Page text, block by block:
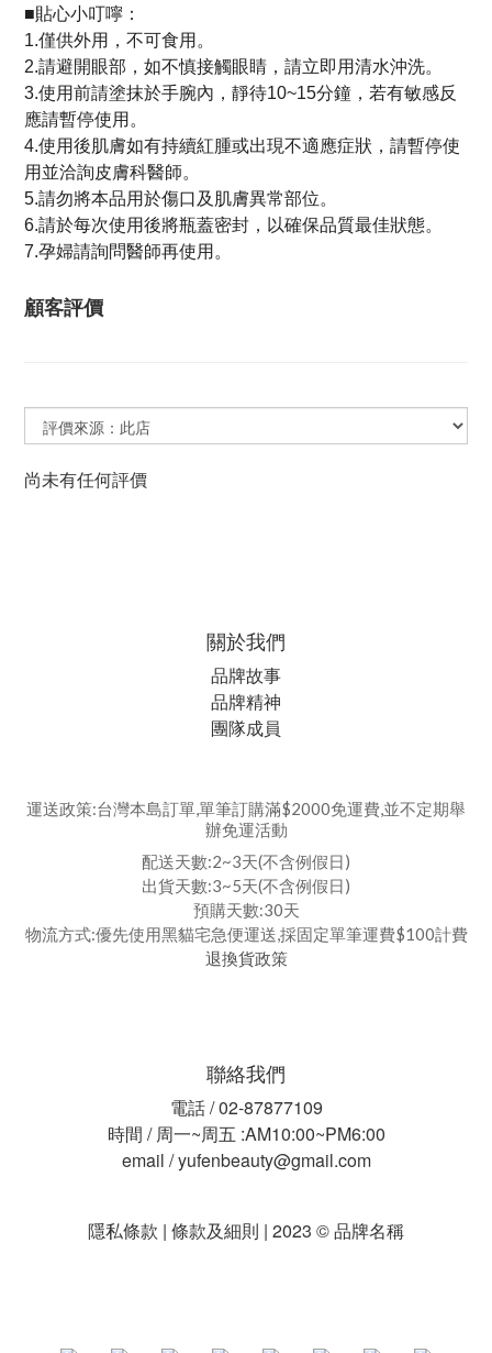
■貼心小叮嚀：
1.僅供外用，不可食用。
2.請避開眼部，如不慎接觸眼睛，請立即用清水沖洗。
3.使用前請塗抹於手腕內，靜待10~15分鐘，若有敏感反
應請暫停使用。
4.使用後肌膚如有持續紅腫或出現不適應症狀，請暫停使
用並洽詢皮膚科醫師。
5.請勿將本品用於傷口及肌膚異常部位。
6.請於每次使用後將瓶蓋密封，以確保品質最佳狀態。
7.孕婦請詢問醫師再使用。
顧客評價
尚未有任何評價
關於我們
品牌故事
品牌精神
團隊成員
運送政策:台灣本島訂單,單筆訂購滿$2000免運費,並不定期舉
辦免運活動
配送天數:2~3天(不含例假日)
出貨天數:3~5天(不含例假日)
預購天數:30天
物流方式:優先使用黑貓宅急便運送,採固定單筆運費$100計費
退換貨政策
聯絡我們
電話 / 02-87877109
時間 / 周一~周五 :AM10:00~PM6:00
email / yufenbeauty@gmail.com
隱私條款 | 條款及細則 | 2023 © 品牌名稱